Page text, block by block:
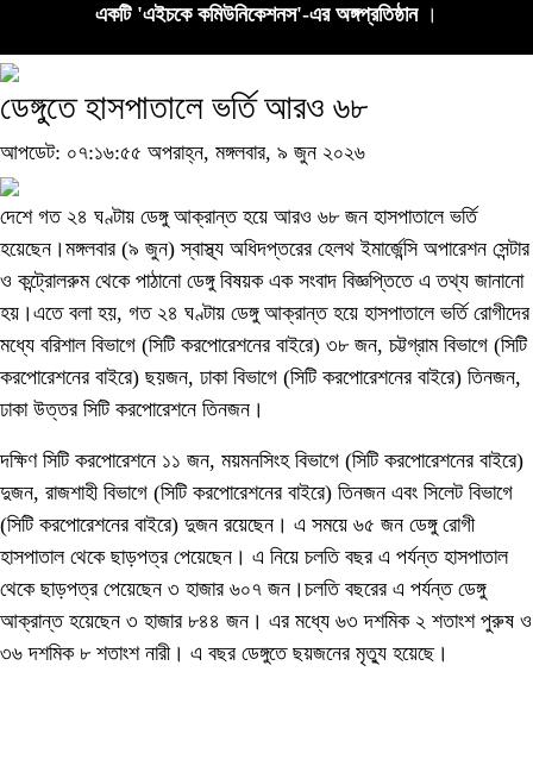
একটি 'এইচকে কমিউনিকেশনস'-এর অঙ্গপ্রতিষ্ঠান ।
ডেঙ্গুতে হাসপাতালে ভর্তি আরও ৬৮
আপডেট: ০৭:১৬:৫৫ অপরাহ্ন, মঙ্গলবার, ৯ জুন ২০২৬
দেশে গত ২৪ ঘণ্টায় ডেঙ্গু আক্রান্ত হয়ে আরও ৬৮ জন হাসপাতালে ভর্তি
হয়েছেন।মঙ্গলবার (৯ জুন) স্বাস্থ্য অধিদপ্তরের হেলথ ইমার্জেন্সি অপারেশন সেন্টার
ও কন্ট্রোলরুম থেকে পাঠানো ডেঙ্গু বিষয়ক এক সংবাদ বিজ্ঞপ্তিতে এ তথ্য জানানো
হয়।এতে বলা হয়, গত ২৪ ঘণ্টায় ডেঙ্গু আক্রান্ত হয়ে হাসপাতালে ভর্তি রোগীদের
মধ্যে বরিশাল বিভাগে (সিটি করপোরেশনের বাইরে) ৩৮ জন, চট্টগ্রাম বিভাগে (সিটি
করপোরেশনের বাইরে) ছয়জন, ঢাকা বিভাগে (সিটি করপোরেশনের বাইরে) তিনজন,
ঢাকা উত্তর সিটি করপোরেশনে তিনজন।
দক্ষিণ সিটি করপোরেশনে ১১ জন, ময়মনসিংহ বিভাগে (সিটি করপোরেশনের বাইরে)
দুজন, রাজশাহী বিভাগে (সিটি করপোরেশনের বাইরে) তিনজন এবং সিলেট বিভাগে
(সিটি করপোরেশনের বাইরে) দুজন রয়েছেন। এ সময়ে ৬৫ জন ডেঙ্গু রোগী
হাসপাতাল থেকে ছাড়পত্র পেয়েছেন। এ নিয়ে চলতি বছর এ পর্যন্ত হাসপাতাল
থেকে ছাড়পত্র পেয়েছেন ৩ হাজার ৬০৭ জন।চলতি বছরের এ পর্যন্ত ডেঙ্গু
আক্রান্ত হয়েছেন ৩ হাজার ৮৪৪ জন। এর মধ্যে ৬৩ দশমিক ২ শতাংশ পুরুষ ও
৩৬ দশমিক ৮ শতাংশ নারী। এ বছর ডেঙ্গুতে ছয়জনের মৃত্যু হয়েছে।